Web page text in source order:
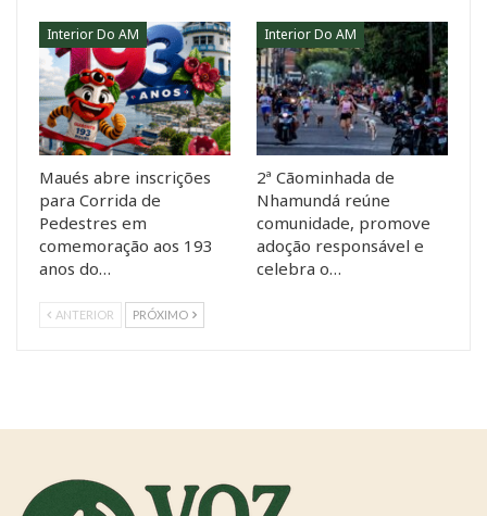
Interior Do AM
Maués abre inscrições
para Corrida de
Pedestres em
comemoração aos 193
anos do…
Interior Do AM
2ª Cãominhada de
Nhamundá reúne
comunidade, promove
adoção responsável e
celebra o…
ANTERIOR PRÓXIMO